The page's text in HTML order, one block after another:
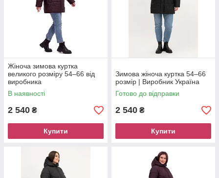
Жіноча зимова куртка
великого розміру 54–66 від
виробника
В наявності
2 540 ₴
Купити
Зимова жіноча куртка 54–66
розмір | Виробник Україна
Готово до відправки
2 540 ₴
Купити